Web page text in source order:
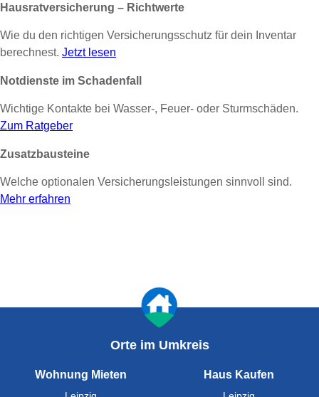
Hausratversicherung – Richtwerte
Wie du den richtigen Versicherungsschutz für dein Inventar
berechnest. Jetzt lesen
Notdienste im Schadenfall
Wichtige Kontakte bei Wasser-, Feuer- oder Sturmschäden.
Zum Ratgeber
Zusatzbausteine
Welche optionalen Versicherungsleistungen sinnvoll sind.
Mehr erfahren
Orte im Umkreis
Wohnung Mieten Haus Kaufen